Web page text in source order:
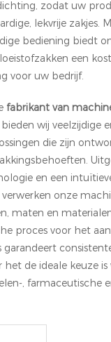
zodat uw
lekvrije zakjes.
bediening biedt
een
voor uw bedrijf.
fabrikant van
wij veelzijdige
die zijn
en een
onze
maten en
proces voor het
garandeert
de ideale keuze is
, farmaceutische